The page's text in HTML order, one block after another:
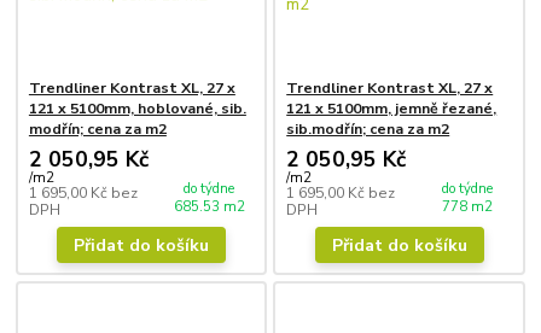
Trendliner Kontrast XL, 27 x
121 x 5100mm, hoblované, sib.
modřín; cena za m2
2 050,95 Kč
/m2
1 695,00 Kč bez
DPH
do týdne
685.53 m2
Přidat do košíku
Trendliner Kontrast XL, 27 x
121 x 5100mm, jemně řezané,
sib.modřín; cena za m2
2 050,95 Kč
/m2
1 695,00 Kč bez
DPH
do týdne
778 m2
Přidat do košíku